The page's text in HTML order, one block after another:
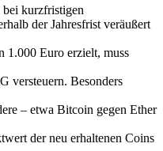
kurzfristigen
der Jahresfrist veräußert
1.000 Euro erzielt, muss
versteuern. Besonders
– etwa Bitcoin gegen Ether
der neu erhaltenen Coins